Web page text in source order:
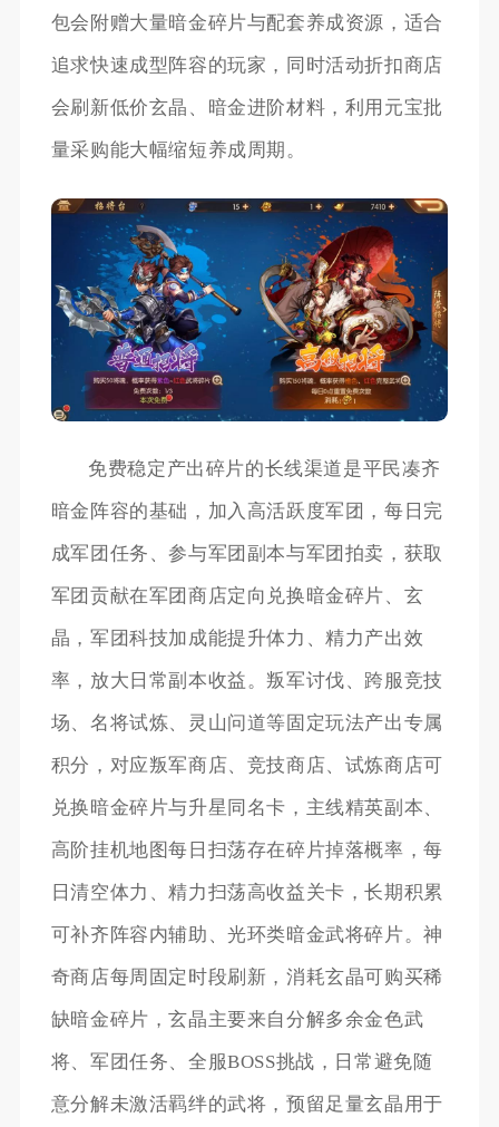
包会附赠大量暗金碎片与配套养成资源，适合
追求快速成型阵容的玩家，同时活动折扣商店
会刷新低价玄晶、暗金进阶材料，利用元宝批
量采购能大幅缩短养成周期。
免费稳定产出碎片的长线渠道是平民凑齐
暗金阵容的基础，加入高活跃度军团，每日完
成军团任务、参与军团副本与军团拍卖，获取
军团贡献在军团商店定向兑换暗金碎片、玄
晶，军团科技加成能提升体力、精力产出效
率，放大日常副本收益。叛军讨伐、跨服竞技
场、名将试炼、灵山问道等固定玩法产出专属
积分，对应叛军商店、竞技商店、试炼商店可
兑换暗金碎片与升星同名卡，主线精英副本、
高阶挂机地图每日扫荡存在碎片掉落概率，每
日清空体力、精力扫荡高收益关卡，长期积累
可补齐阵容内辅助、光环类暗金武将碎片。神
奇商店每周固定时段刷新，消耗玄晶可购买稀
缺暗金碎片，玄晶主要来自分解多余金色武
将、军团任务、全服BOSS挑战，日常避免随
意分解未激活羁绊的武将，预留足量玄晶用于